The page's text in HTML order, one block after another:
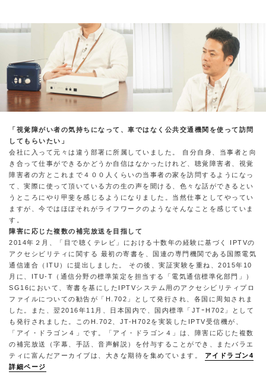
「視覚障がい者の気持ちになって、車ではなく公共交通機関を使って訪問
してもらいたい」
会社に入って元々は違う部署に所属していました。 自分自身、当事者と向
き合って仕事ができるかどうか自信はなかったけれど、聴覚障害者、視覚
障害者の方とこれまで４００人くらいの当事者の家を訪問するようになっ
て、実際に使って頂いている方の生の声を聞ける、色々な話ができるとい
うところにやり甲斐を感じるようになりました。当然仕事としてやってい
ますが、今ではほぼそれがライフワークのようなそんなことを感じていま
す。
障害に応じた複数の補完放送を目指して
2014年２月、「目で聴くテレビ」における十数年の経験に基づく IPTVの
アクセシビリティに関する 最初の寄書を、国連の専門機関である国際電気
通信連合（ITU）に提出しました。 その後、実証実験を重ね、2015年10
月に、ITU-T（通信分野の標準策定を担当する「電気通信標準化部門」）
SG16において、寄書を基にしたIPTVシステム用のアクセシビリティプロ
ファイルについての勧告が「H.702」として発行され、各国に周知されま
した。また、翌2016年11月、日本国内で、国内標準「JTｰH702」として
も発行されました。このH.702、JT-H702を実装したIPTV受信機が、
「アイ・ドラゴン４」です。「アイ・ドラゴン４」は、障害に応じた複数
の補完放送（字幕、手話、音声解説）を付与することができ、またバラエ
ティに富んだアーカイブは、大きな期待を集めています。
アイドラゴン4
詳細ページ